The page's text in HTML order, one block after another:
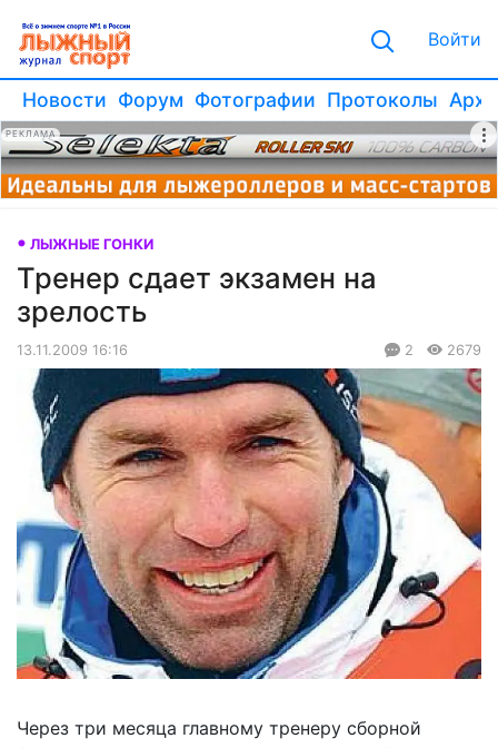
Войти
Новости Форум Фотографии Протоколы
РЕКЛАМА
ЛЫЖНЫЕ ГОНКИ
Тренер сдает экзамен на
зрелость
13.11.2009 16:16 2 2679
Через три месяца­ главному тренеру сборной